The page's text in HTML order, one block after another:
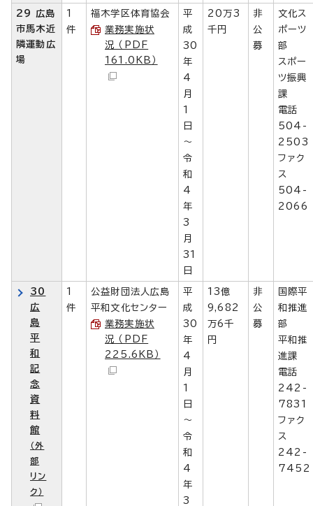
29 広島
市馬木近
隣運動広
場
1
件
福木学区体育協会
業務実施状
況 （PDF
161.0KB）
平
成
30
年
4
月
1
日
～
令
和
4
年
3
月
31
日
20万3
千円
非
公
募
文化ス
ポーツ
部
スポー
ツ振興
課
電話
504-
2503
ファク
ス
504-
2066
30
広
島
平
和
記
念
資
料
館
（外
部
リン
ク）
1
件
公益財団法人広島
平和文化センター
業務実施状
況 （PDF
225.6KB）
平
成
30
年
4
月
1
日
～
令
和
4
年
3
13億
9,682
万6千
円
非
公
募
国際平
和推進
部
平和推
進課
電話
242-
7831
ファク
ス
242-
7452